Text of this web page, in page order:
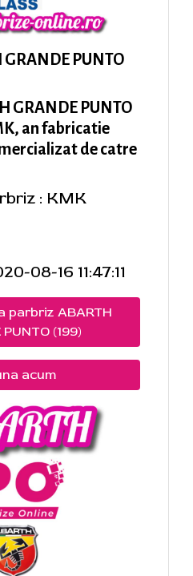
PUNTO
GRANDE PUNTO
an fabricatie
de catre
: KMK
08-16 11:47:11
parbriz ABARTH
(199)
acum